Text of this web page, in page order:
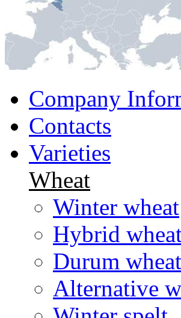
Company
Contacts
Varieties
Wheat
Winter wheat
Hybrid
Durum wheat
Alternative